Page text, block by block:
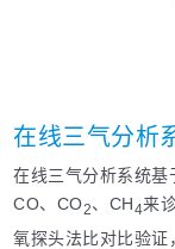
在线三气分析
在线三气分析系统
CO、CO2、CH4来
氧探头法比对比验